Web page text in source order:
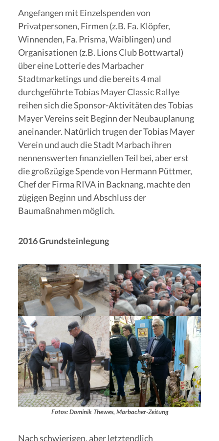
Angefangen mit Einzelspenden von
Privatpersonen, Firmen (z.B. Fa. Klöpfer,
Winnenden, Fa. Prisma, Waiblingen) und
Organisationen (z.B. Lions Club Bottwartal)
über eine Lotterie des Marbacher
Stadtmarketings und die bereits 4 mal
durchgeführte Tobias Mayer Classic Rallye
reihen sich die Sponsor-Aktivitäten des Tobias
Mayer Vereins seit Beginn der Neubauplanung
aneinander. Natürlich trugen der Tobias Mayer
Verein und auch die Stadt Marbach ihren
nennenswerten finanziellen Teil bei, aber erst
die großzügige Spende von Hermann Püttmer,
Chef der Firma RIVA in Backnang, machte den
zügigen Beginn und Abschluss der
Baumaßnahmen möglich.
2016 Grundsteinlegung
Fotos: Dominik Thewes, Marbacher-Zeitung
Nach schwierigen, aber letztendlich